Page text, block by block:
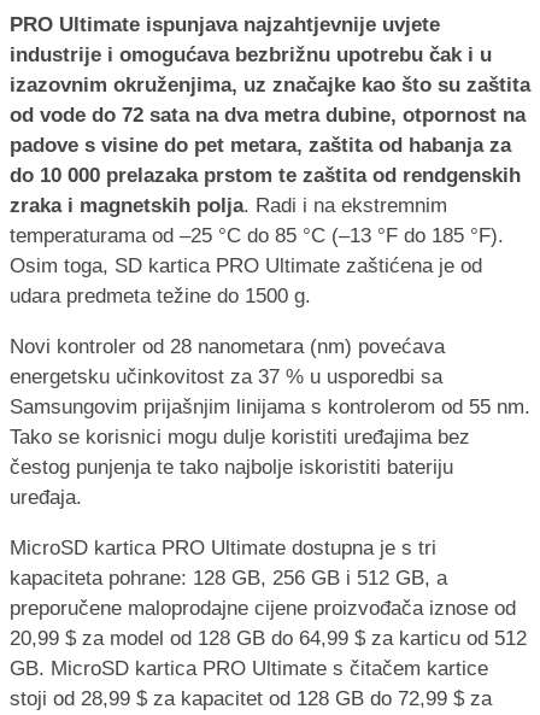
PRO Ultimate ispunjava najzahtjevnije uvjete
industrije i omogućava bezbrižnu upotrebu čak i u
izazovnim okruženjima, uz značajke kao što su zaštita
od vode do 72 sata na dva metra dubine, otpornost na
padove s visine do pet metara, zaštita od habanja za
do 10 000 prelazaka prstom te zaštita od rendgenskih
zraka i magnetskih polja. Radi i na ekstremnim
temperaturama od –25 °C do 85 °C (–13 °F do 185 °F).
Osim toga, SD kartica PRO Ultimate zaštićena je od
udara predmeta težine do 1500 g.
Novi kontroler od 28 nanometara (nm) povećava
energetsku učinkovitost za 37 % u usporedbi sa
Samsungovim prijašnjim linijama s kontrolerom od 55 nm.
Tako se korisnici mogu dulje koristiti uređajima bez
čestog punjenja te tako najbolje iskoristiti bateriju
uređaja.
MicroSD kartica PRO Ultimate dostupna je s tri
kapaciteta pohrane: 128 GB, 256 GB i 512 GB, a
preporučene maloprodajne cijene proizvođača iznose od
20,99 $ za model od 128 GB do 64,99 $ za karticu od 512
GB. MicroSD kartica PRO Ultimate s čitačem kartice
stoji od 28,99 $ za kapacitet od 128 GB do 72,99 $ za